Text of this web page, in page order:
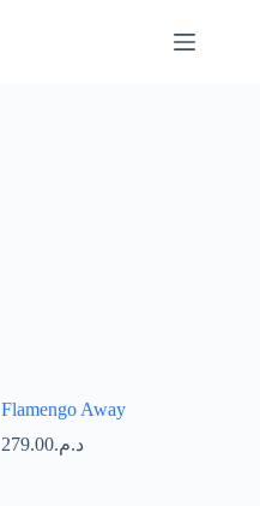
Flamengo Away
د.م.279.00